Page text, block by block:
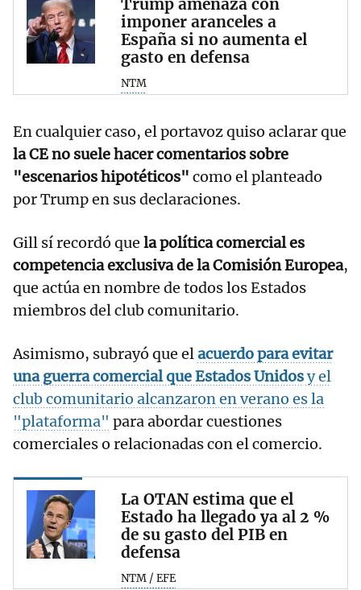
Trump amenaza con
imponer aranceles a
España si no aumenta el
gasto en defensa
NTM
En cualquier caso, el portavoz quiso aclarar que
la CE no suele hacer comentarios sobre
"escenarios hipotéticos" como el planteado
por Trump en sus declaraciones.
Gill sí recordó que la política comercial es
competencia exclusiva de la Comisión Europea,
que actúa en nombre de todos los Estados
miembros del club comunitario.
Asimismo, subrayó que elacuerdo para evitar
una guerra comercial que Estados Unidosy el
club comunitario alcanzaron en verano es la
"plataforma" para abordar cuestiones
comerciales o relacionadas con el comercio.
La OTAN estima que el
Estado ha llegado ya al 2 %
de su gasto del PIB en
defensa
NTM / EFE